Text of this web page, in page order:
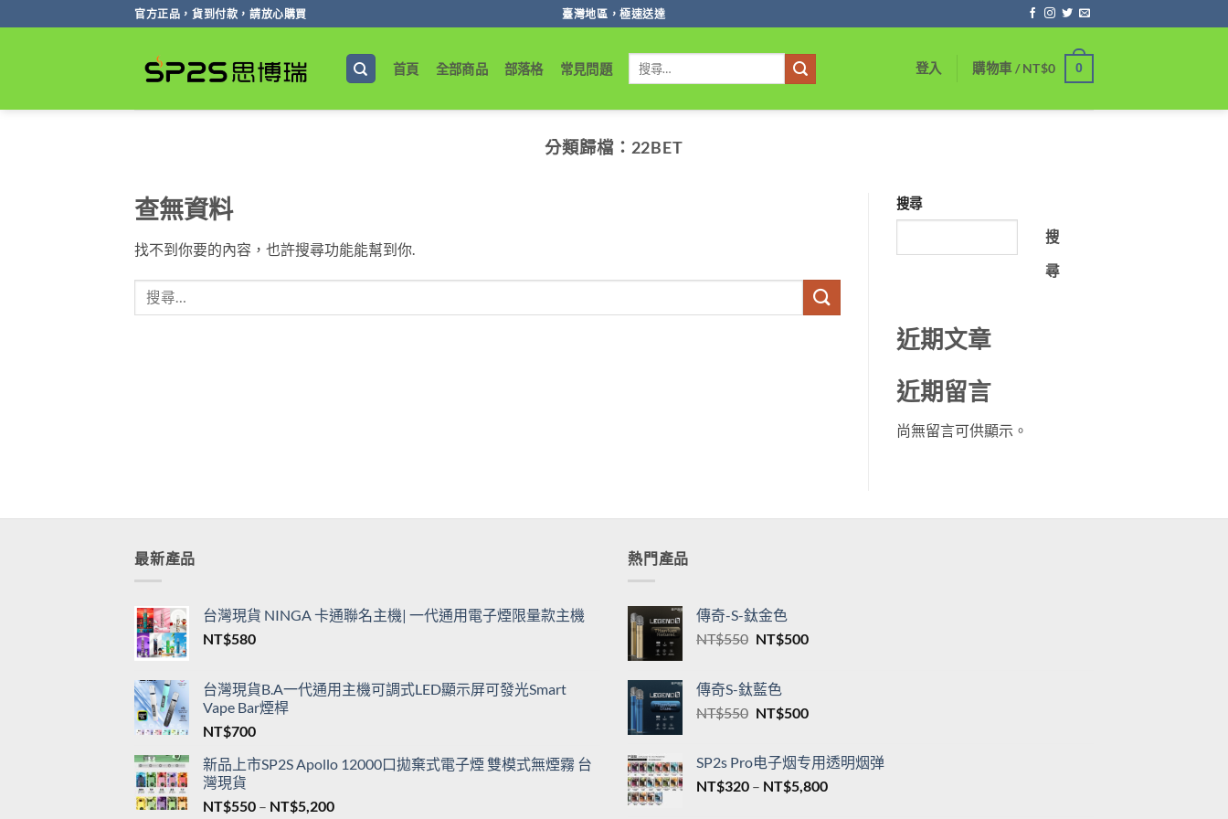
轉
官方正品，貨到付款，請放心購買 臺灣地區，極速送達
首頁 全部商品 部落格 常見問題
鍵
登入 購物車 /NT$0 0
分類歸檔： 22BET
查無資料
找不到你要的內容，也許搜尋功能能幫到你.
搜尋
搜
尋
近期文章
近期留言
尚無留言可供顯示。
最新產品
台灣現貨 NINGA 卡通聯名主機| 一代通用電子煙限量款主機
NT$580
台灣現貨B.A一代通用主機可調式LED顯示屏可發光Smart
Vape Bar煙桿
NT$700
新品上市SP2S Apollo 12000口拋棄式電子煙 雙模式無煙霧 台
灣現貨
NT$550 – NT$5,200價
熱門產品
傳奇-S-鈦金色
NT$550 原
格：
NT$550。
NT$500目
NT$500。
傳奇S-鈦藍色
NT$550 原
格：
NT$550。
NT$500目
格：
NT$500。
SP2s Pro电子烟专用透明烟弹
NT$320 – NT$5,800價